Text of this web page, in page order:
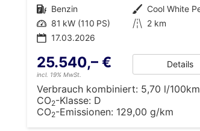
Kraftstoff Benzin Außenfarbe
Leistung 81 kW (110 PS) Kilometerstand 2 km
17.03.2026
25.540,– €
incl. 19% MwSt.
Details
Verbrauch kombiniert: 5,70 l/100km
CO2-Klasse: D
CO2-Emissionen: 129,00 g/km